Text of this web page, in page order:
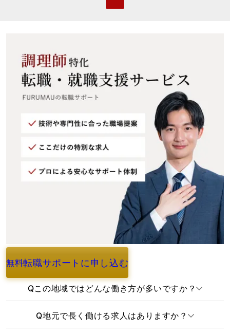
無料転職サポートに申し込む
よくあるご質問
Qこの地域ではどんな働き方が多いですか？
Q地元で長く働ける求人はありますか？